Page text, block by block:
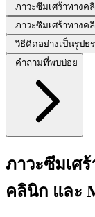
ภาวะซึมเศร้าทางค
ภาวะซึมเศร้าทางค
วิธีคิดอย่างเป็นรูปธ
คำถามที่พบบ่อย
ภาวะซึมเศ
คลินิก และ